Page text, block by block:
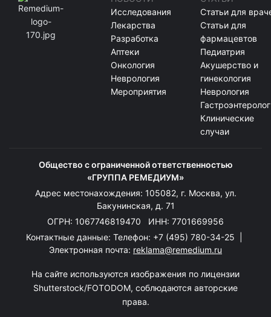
Исследования
Лекарства
Разработка
Аптеки
Онкология
Неврология
Мероприятия
Статьи для
Статьи для
фармацевтов
Педиатрия
Акушерство и
гинекология
Неврология
Клинические
случаи
Общество с ограниченной ответственностью
«ГРУППА РЕМЕДИУМ»
Адрес местонахождения: 105082, г. Москва, ул.
Бакунинская, д. 71
ОГРН: 1067746819470 ИНН: 7701669956
Контактные данные: Телефон: +7 (495) 780-34-25
Электронная почта: reklama@remedium.ru
На сайте используются изображения по лицензии
Shutterstock/FOTODOM, соблюдаются авторские
права.